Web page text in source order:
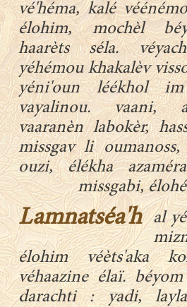
vé'héma, kalé
élohim, mochèl
haarèts séla.
yéhémou khakalèv
yéni'oun léékhol
vayalinou. vaani,
vaaranèn labokèr,
missgav li
ouzi, élékha
missgabi,
Lamnatséa'hal
élohim véèts'aka
véhaazine élaï.
darachti : yadi,